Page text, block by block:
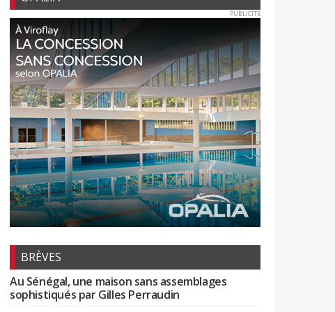
PUBLICITE
BRÈVES
Au Sénégal, une maison sans assemblages
sophistiqués par Gilles Perraudin